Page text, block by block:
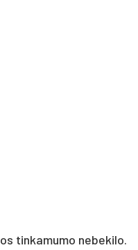
tin­ka­mu­mo ne­be­ki­lo.